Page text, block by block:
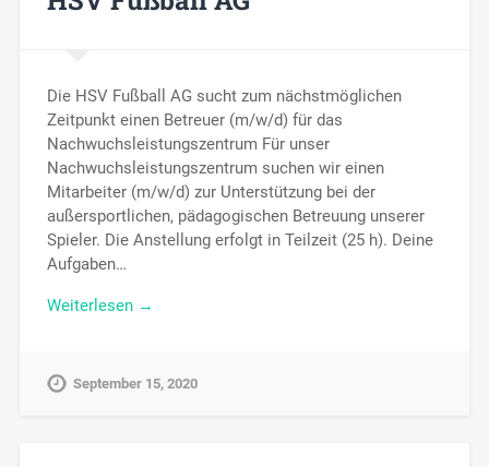
Die HSV Fußball AG sucht zum nächstmöglichen
Zeitpunkt einen Betreuer (m/w/d) für das
Nachwuchsleistungszentrum Für unser
Nachwuchsleistungszentrum suchen wir einen
Mitarbeiter (m/w/d) zur Unterstützung bei der
außersportlichen, pädagogischen Betreuung unserer
Spieler. Die Anstellung erfolgt in Teilzeit (25 h). Deine
Aufgaben…
Weiterlesen →
September 15, 2020